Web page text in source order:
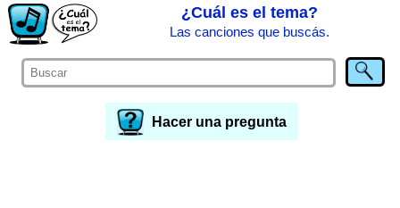
¿Cuál es el tema?
Las canciones que buscás.
Hacer una pregunta